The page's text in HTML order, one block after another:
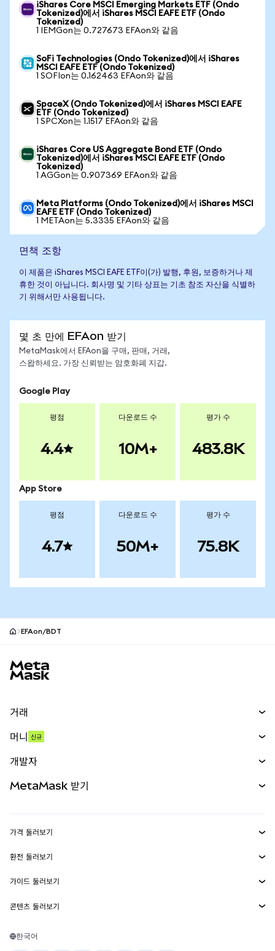
iShares Core MSCI Emerging Markets ETF (Ondo
Tokenized)에서 iShares MSCI EAFE ETF (Ondo
Tokenized)
1 IEMGon는 0.727673 EFAon와 같음
SoFi Technologies (Ondo Tokenized)에서 iShares
MSCI EAFE ETF (Ondo Tokenized)
1 SOFIon는 0.162463 EFAon와 같음
SpaceX (Ondo Tokenized)에서 iShares MSCI EAFE
ETF (Ondo Tokenized)
1 SPCXon는 1.1517 EFAon와 같음
iShares Core US Aggregate Bond ETF (Ondo
Tokenized)에서 iShares MSCI EAFE ETF (Ondo
Tokenized)
1 AGGon는 0.907369 EFAon와 같음
Meta Platforms (Ondo Tokenized)에서 iShares MSCI
EAFE ETF (Ondo Tokenized)
1 METAon는 5.3335 EFAon와 같음
면책 조항
이 제품은 iShares MSCI EAFE ETF이(가) 발행, 후원, 보증하거나 제
휴한 것이 아닙니다. 회사명 및 기타 상표는 기초 참조 자산을 식별하
기 위해서만 사용됩니다.
몇 초 만에 EFAon 받기
MetaMask에서 EFAon을 구매, 판매, 거래,
스왑하세요. 가장 신뢰받는 암호화폐 지갑.
Google Play
평점
4.4
다운로드 수
10M+
평가 수
483.8K
App Store
평점
4.7
다운로드 수
50M+
평가 수
75.8K
EFAon/BDT
거래
무기한 선물
실물자산
머니 신규
개발자
MetaMask Connect
Snaps
웹3 서비스
MetaMask 받기
보안
고객 지원
채용
가격 둘러보기
이더리움 가격
솔라나 가격
테더 가격
환전 둘러보기
ETH를 USD로 환전
USDT를 INR로 환전
BTC를 INR로 환전
가이드 둘러보기
ETH 매수
콘텐츠 둘러보기
솔라나 지갑
한국어